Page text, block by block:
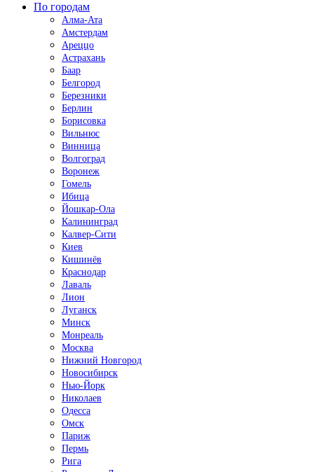
По городам
Алма-Ата
Амстердам
Ареццо
Астрахань
Баар
Белгород
Березники
Берлин
Борисовка
Вильнюс
Винница
Волгоград
Воронеж
Гомель
Ибица
Йошкар-Ола
Калининград
Калвер-Сити
Киев
Кишинёв
Краснодар
Лаваль
Лион
Луганск
Минск
Монреаль
Москва
Нижний Новгород
Новосибирск
Нью-Йорк
Николаев
Одесса
Омск
Париж
Пермь
Рига